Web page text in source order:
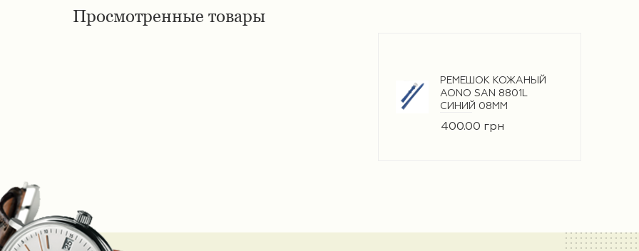
Просмотренные товары
РЕМЕШОК КОЖАНЫЙ
AONO SAN 8801L
СИНИЙ 08ММ
400.00 грн